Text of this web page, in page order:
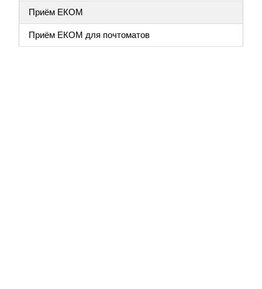
Приём ЕКОМ
Приём ЕКОМ для почтоматов